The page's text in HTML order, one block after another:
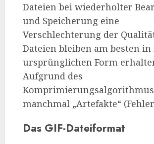
Dateien bei wiederholter
und Speicherung eine
Verschlechterung der
Dateien bleiben am besten
ursprünglichen Form
Aufgrund des
manchmal „Artefakte“
Das GIF-Dateiformat